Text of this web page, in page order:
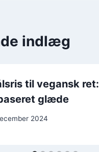
indlæg
til vegansk ret:
glæde
2024